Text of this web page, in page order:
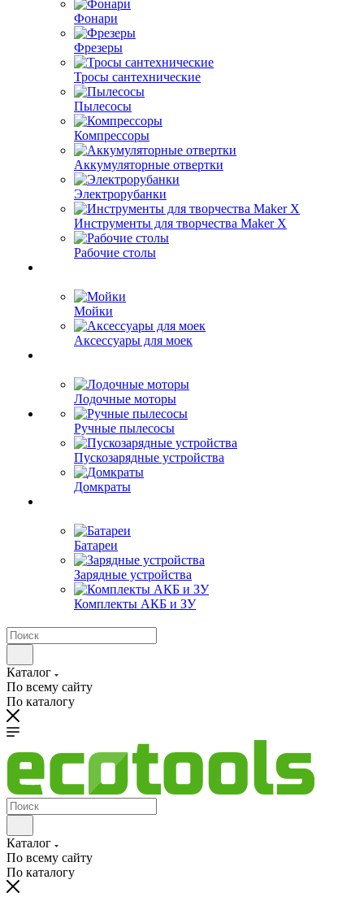
Фонари
Фрезеры
Тросы сантехнические
Пылесосы
Компрессоры
Аккумуляторные отвертки
Электрорубанки
Инструменты для творчества Maker X
Рабочие столы
Мойки
Аксессуары для моек
Лодочные моторы
Ручные пылесосы
Пускозарядные устройства
Домкраты
Батареи
Зарядные устройства
Комплекты АКБ и ЗУ
Каталог
По всему сайту
По каталогу
Каталог
По всему сайту
По каталогу